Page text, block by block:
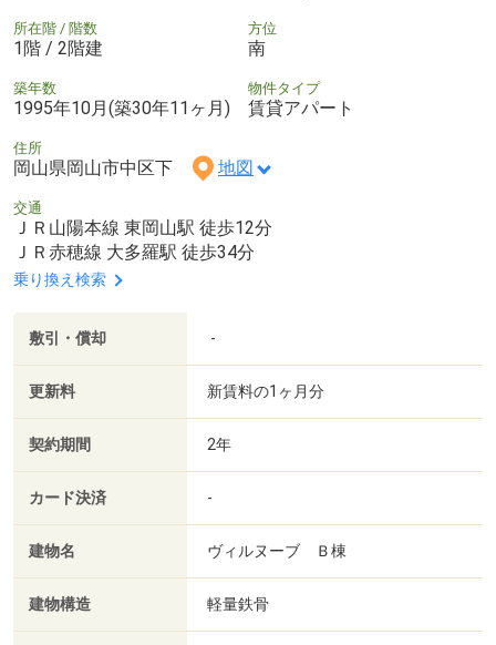
所在階 / 階数
1階 / 2階建
方位
南
築年数
1995年10月(築30年11ヶ月)
物件タイプ
賃貸アパート
住所
岡山県岡山市中区下 地図
交通
ＪＲ山陽本線 東岡山駅 徒歩12分
ＪＲ赤穂線 大多羅駅 徒歩34分
乗り換え検索
敷引・償却 -
更新料 新賃料の1ヶ月分
契約期間 2年
カード決済 -
建物名 ヴィルヌーブ Ｂ棟
建物構造 軽量鉄骨